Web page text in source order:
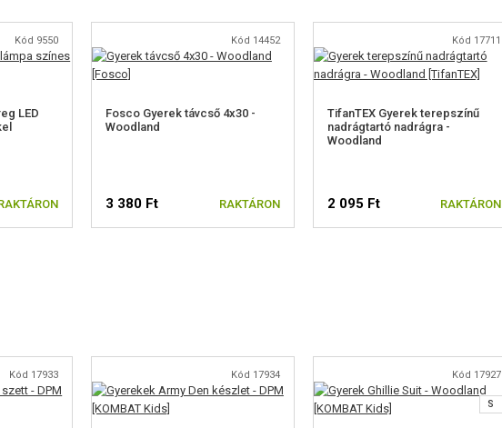
Kód 9550
LED
Kód 14452
Fosco Gyerek távcső 4x30 -
Woodland
3 380 Ft RAKTÁRON
Kód 17711
TifanTEX Gyerek terepszínű
nadrágtartó nadrágra -
Woodland
2 095 Ft RAKTÁRON
Kód 17933 Kód 17934 Kód 17927
S